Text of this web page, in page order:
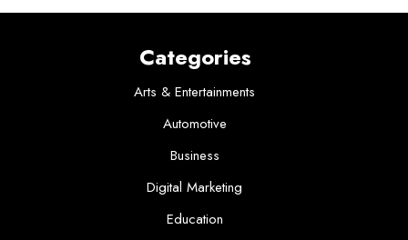
Categories
Arts & Entertainments
Automotive
Business
Digital Marketing
Education